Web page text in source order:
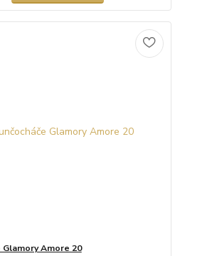
Glamory Amore 20